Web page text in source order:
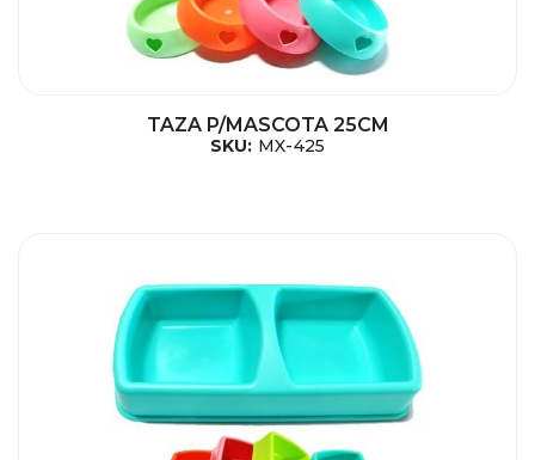
TAZA P/MASCOTA 25CM
SKU: MX-425